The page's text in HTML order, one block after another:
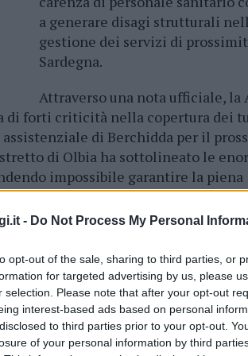
- Do Not Process My Personal
opt-out of the sale, sharing to third parties, or
for targeted advertising by us, please
selection. Please note that after your opt-out
interest-based ads based on personal
to third parties prior to your opt-out.
of your personal information by third
a generare disagi strutturali
gestione dei servizi di
Sardegna.
Attraverso una nota ufficiale, la
di forti criticità nella copertura dei
di Berchidda per il
di Olbia ha sottolineato le
impossibile garantire la piena
arco mensile.
impossibilità di coprire i
del4 e del 5 aprile.
individuare professionisti
la consueta assistenza